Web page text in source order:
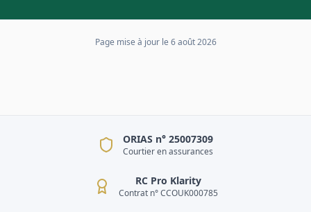
Page mise à jour le 6 août 2026
ORIAS n° 25007309
Courtier en assurances
RC Pro Klarity
Contrat n° CCOUK000785